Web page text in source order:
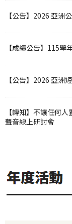
【公告】2026 亞洲
【成績公告】115
【公告】2026 亞洲
【轉知】不讓任何
聲音線上研討會